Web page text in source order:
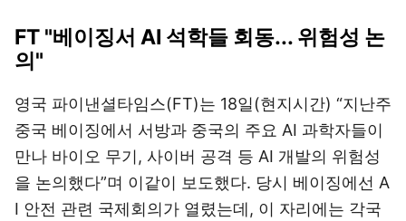
FT "베이징서 AI 석학들 회동... 위험성 논
의"
영국 파이낸셜타임스(FT)는 18일(현지시간) “지난주
중국 베이징에서 서방과 중국의 주요 AI 과학자들이
만나 바이오 무기, 사이버 공격 등 AI 개발의 위험성
을 논의했다”며 이같이 보도했다. 당시 베이징에선 A
I 안전 관련 국제회의가 열렸는데, 이 자리에는 각국